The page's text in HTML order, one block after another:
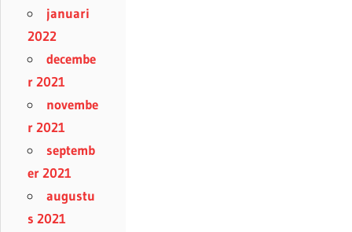
januari
2022
decembe
r 2021
novembe
r 2021
septemb
er 2021
augustu
s 2021